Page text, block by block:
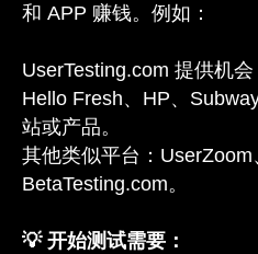
和 APP 赚钱。例如：
UserTesting.com 提供机会
Hello Fresh、HP、
站或产品。
其他类似平台：UserZoom
BetaTesting.com。
💡 开始测试需要：